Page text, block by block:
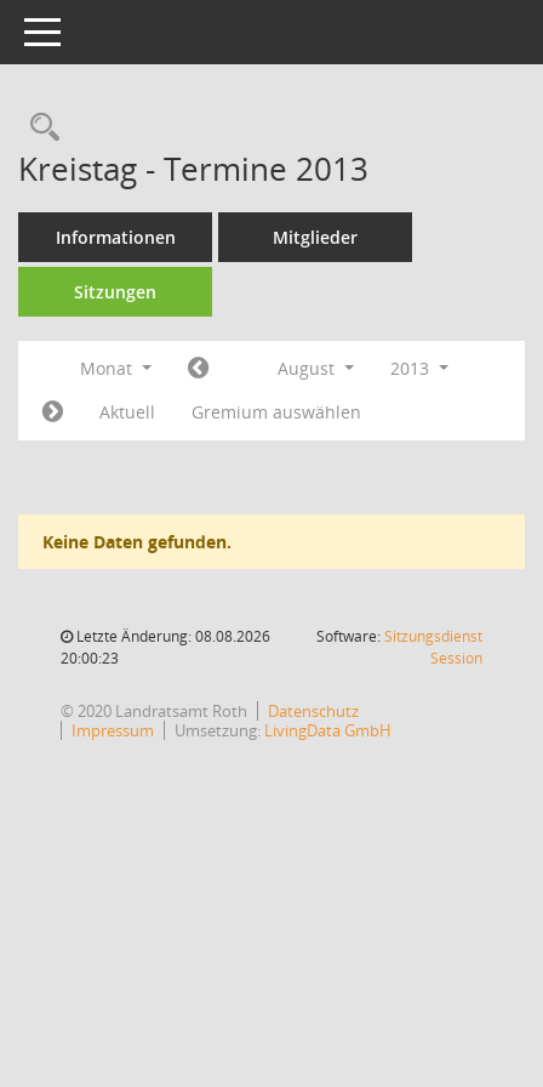
Toggle navigation
Rechercheauswahl
Kreistag - Termine 2013
Informationen Mitglieder
Sitzungen
Monat August
2013
Aktuell
Gremium auswählen
Keine Daten gefunden.
Letzte Änderung: 08.08.2026
20:00:23
Software:Sitzungsdienst
Session(Wird in
© 2020 Landratsamt Roth
Datenschutz
Impressum
Umsetzung: LivingData GmbH